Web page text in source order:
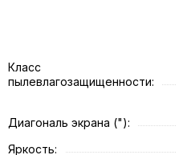
Класс
пылевлагозащищенности:
Диагональ экрана ("):
Яркость: